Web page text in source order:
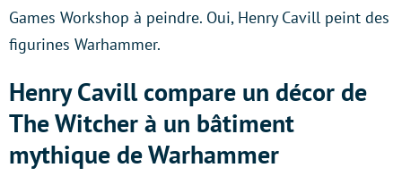
Games Workshop à peindre. Oui, Henry Cavill peint des
figurines Warhammer.
Henry Cavill compare un décor de
The Witcher à un bâtiment
mythique de Warhammer